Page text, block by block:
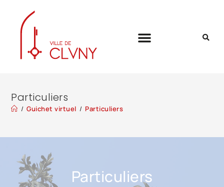
Particuliers
/ Guichet virtuel / Particuliers
Particuliers